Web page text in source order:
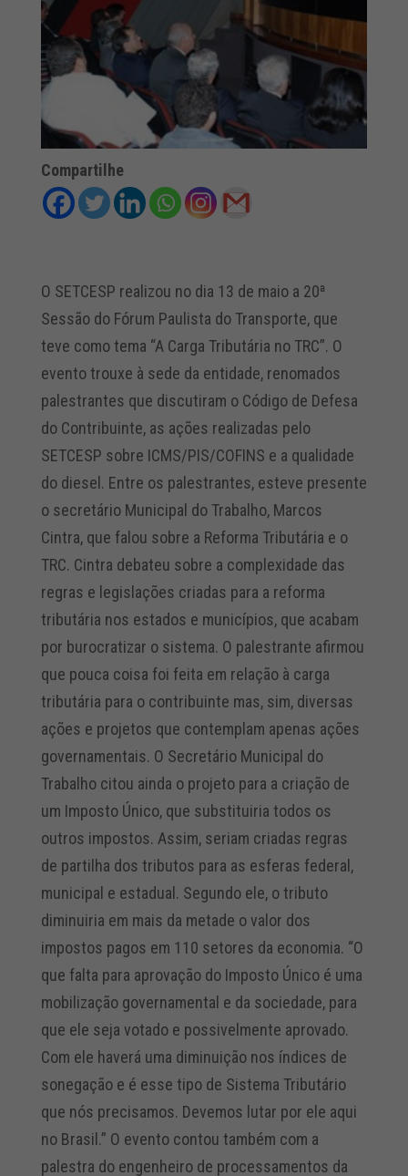
Compartilhe
O SETCESP realizou no dia 13 de maio a 20ª
Sessão do Fórum Paulista do Transporte, que
teve como tema “A Carga Tributária no TRC”. O
evento trouxe à sede da entidade, renomados
palestrantes que discutiram o Código de Defesa
do Contribuinte, as ações realizadas pelo
SETCESP sobre ICMS/PIS/COFINS e a qualidade
do diesel. Entre os palestrantes, esteve presente
o secretário Municipal do Trabalho, Marcos
Cintra, que falou sobre a Reforma Tributária e o
TRC. Cintra debateu sobre a complexidade das
regras e legislações criadas para a reforma
tributária nos estados e municípios, que acabam
por burocratizar o sistema. O palestrante afirmou
que pouca coisa foi feita em relação à carga
tributária para o contribuinte mas, sim, diversas
ações e projetos que contemplam apenas ações
governamentais. O Secretário Municipal do
Trabalho citou ainda o projeto para a criação de
um Imposto Único, que substituiria todos os
outros impostos. Assim, seriam criadas regras
de partilha dos tributos para as esferas federal,
municipal e estadual. Segundo ele, o tributo
diminuiria em mais da metade o valor dos
impostos pagos em 110 setores da economia. “O
que falta para aprovação do Imposto Único é uma
mobilização governamental e da sociedade, para
que ele seja votado e possivelmente aprovado.
Com ele haverá uma diminuição nos índices de
sonegação e é esse tipo de Sistema Tributário
que nós precisamos. Devemos lutar por ele aqui
no Brasil.” O evento contou também com a
palestra do engenheiro de processamentos da